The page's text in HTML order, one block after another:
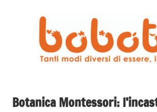
Botanica Montessori: